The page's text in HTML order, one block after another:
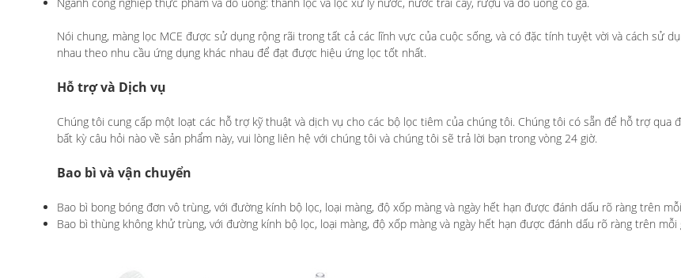
Nói chung, màng lọc MCE được sử dụng rộng rãi trong tất cả các lĩnh vực của cuộc sống, và có đặc tính tuyệt vời và cách sử
nhau theo nhu cầu ứng dụng khác nhau để đạt được hiệu ứng lọc tốt nhất.
Hỗ trợ và Dịch vụ
Chúng tôi cung cấp một loạt các hỗ trợ kỹ thuật và dịch vụ cho các bộ lọc tiêm của chúng tôi. Chúng tôi có sẵn để hỗ trợ
bất kỳ câu hỏi nào về sản phẩm này, vui lòng liên hệ với chúng tôi và chúng tôi sẽ trả lời bạn trong vòng 24 giờ.
Bao bì và vận chuyển
Bao bì bong bóng đơn vô trùng, với đường kính bộ lọc, loại màng, độ xốp màng và ngày hết hạn được đánh dấu rõ ràng trên
Bao bì thùng không khử trùng, với đường kính bộ lọc, loại màng, độ xốp màng và ngày hết hạn được đánh dấu rõ ràng trên mỗi